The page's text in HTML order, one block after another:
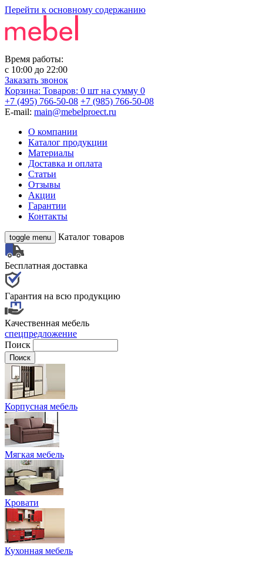
Перейти к основному содержанию
Время работы:
с 10:00 до 22:00
Заказать звонок
Корзина: Товаров: 0 шт на сумму 0
+7 (495) 766-50-08 +7 (985) 766-50-08
E-mail: main@mebelproect.ru
О компании
Каталог продукции
Материалы
Доставка и оплата
Статьи
Отзывы
Акции
Гарантии
Контакты
toggle menu Каталог товаров
Бесплатная доставка
Гарантия на всю продукцию
Качественная мебель
спецпредложение
Поиск
Корпусная мебель
Мягкая мебель
Кровати
Кухонная мебель